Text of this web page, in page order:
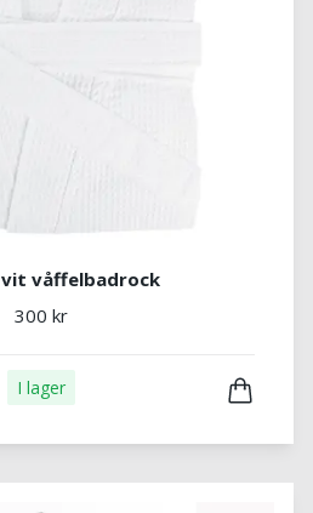
vit våffelbadrock
300 kr
I lager